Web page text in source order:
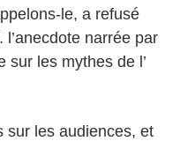
le, a refusé
l’anecdote narrée par
sur les mythes de l’
sur les audiences, et